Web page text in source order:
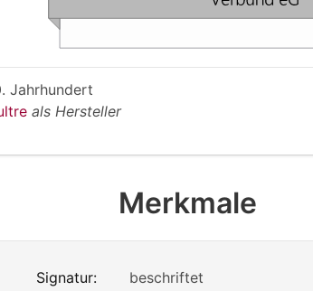
Jahrhundert
als Hersteller
Merkmale
Signatur:
beschriftet